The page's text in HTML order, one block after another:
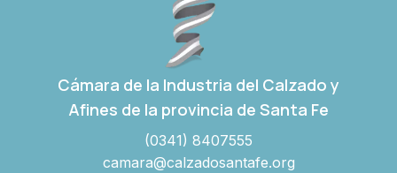
Cámara de la Industria del Calzado y
Afines de la provincia de Santa Fe
(0341) 8407555
camara@calzadosantafe.org